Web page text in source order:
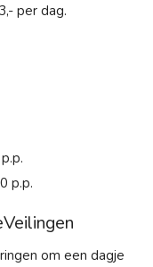
per dag.
p.p.
om een dagje